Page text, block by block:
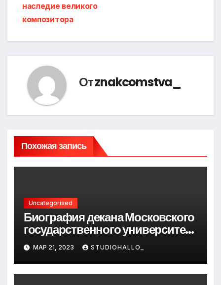
наследие великого
композитора
Отznakcomstva_
Похожая запись
Uncategorised
Биография декана Московского
государственного университета
Андрея Сидорова — от студента
до руководителя
МАР 21, 2023 STUDIOHALLO_